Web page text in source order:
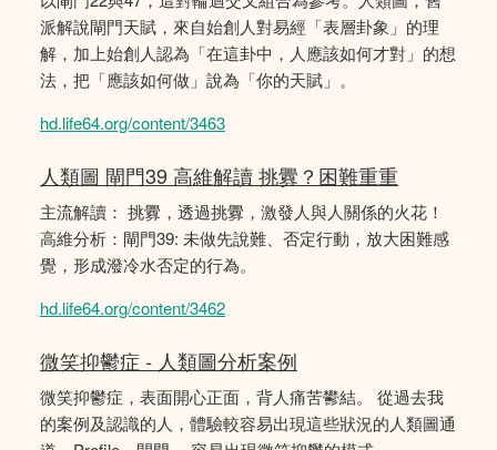
派解說閘門天賦，來自始創人對易經「表層卦象」的理
解，加上始創人認為「在這卦中，人應該如何才對」的想
法，把「應該如何做」說為「你的天賦」。
hd.life64.org/content/3463
人類圖 閘門39 高維解讀 挑釁？困難重重
主流解讀： 挑釁，透過挑釁，激發人與人關係的火花！
高維分析：閘門39: 未做先說難、否定行動，放大困難感
覺，形成潑冷水否定的行為。
hd.life64.org/content/3462
微笑抑鬱症 - 人類圖分析案例
微笑抑鬱症，表面開心正面，背人痛苦鬰結。 從過去我
的案例及認識的人，體驗較容易出現這些狀況的人類圖通